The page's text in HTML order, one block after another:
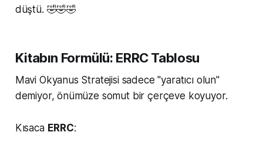
düştü. 🤣🤣🤣
Kitabın Formülü: ERRC Tablosu
Mavi Okyanus Stratejisi sadece "yaratıcı olun"
demiyor, önümüze somut bir çerçeve koyuyor.
Kısaca ERRC: